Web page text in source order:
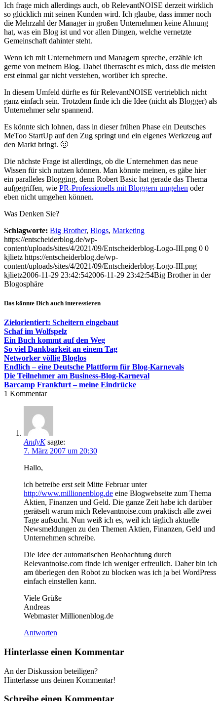
Ich frage mich allerdings auch, ob RelevantNOISE derzeit wirklich
so glücklich mit seinen Kunden wird. Ich glaube, dass immer noch
die Mehrzahl der Manager in großen Unternehmen keine Ahnung
hat, was ein Blog ist und vor allen Dingen, welche vernetzte
Gemeinschaft dahinter steht.
Wenn ich mit Unternehmern und Managern spreche, erzähle ich
gerne von meinem Blog. Dabei überrascht es mich, dass die meisten
erst einmal gar nicht verstehen, worüber ich spreche.
In diesem Umfeld dürfte es für RelevantNOISE vertrieblich nicht
ganz einfach sein. Trotzdem finde ich die Idee (nicht als Blogger) als
Unternehmer sehr spannend.
Es könnte sich lohnen, dass in dieser frühen Phase ein Deutsches
MeToo StartUp auf den Zug springt und ein eigenes Werkzeug auf
den Markt bringt. 🙂
Die nächste Frage ist allerdings, ob die Unternehmen das neue
Wissen für sich nutzen können. Man könnte meinen, es gäbe hier
ein paralleles Blogging, denn Robert Basic hat gerade das Thema
aufgegriffen, wie PR-Professionells mit Bloggern umgehen oder
eben nicht umgehen können.
Was Denken Sie?
Schlagworte: Big Brother, Blogs, Marketing
https://entscheiderblog.de/wp-
content/uploads/sites/4/2021/09/Entscheiderblog-Logo-III.png 0 0
kjlietz https://entscheiderblog.de/wp-
content/uploads/sites/4/2021/09/Entscheiderblog-Logo-III.png
kjlietz2006-11-29 23:42:542006-11-29 23:42:54Big Brother in der
Blogosphäre
Das könnte Dich auch interessieren
Zielorientiert: Scheitern eingebaut
Schaf im Wolfspelz
Ein Buch kommt auf den Weg
So viel Dankbarkeit an einem Tag
Networker völlig Bloglos
Endlich – eine Deutsche Plattform für Blog-Karnevals
Die Teilnehmer am Business-Blog-Karneval
Barcamp Frankfurt – meine Eindrücke
1 Kommentar
AndyK sagte:
7. März 2007 um 20:30
Hallo,
ich betreibe erst seit Mitte Februar unter
http://www.millionenblog.de eine Blogwebseite zum Thema
Aktien, Finanzen und Geld. Die ganze Zeit habe ich darüber
gerätselt warum mich Relevantnoise.com praktisch alle zwei
Tage aufsucht. Nun weiß ich es, weil ich täglich aktuelle
Newsmeldungen zu den Themen Aktien, Finanzen, Geld und
Unternehmen schreibe.
Die Idee der automatischen Beobachtung durch
Relevantnoise.com finde ich weniger erfreulich. Daher bin ich
am überlegen den Robot zu blocken was ich ja bei WordPress
einfach einstellen kann.
Viele Grüße
Andreas
Webmaster Millionenblog.de
Antworten
Hinterlasse einen Kommentar
An der Diskussion beteiligen?
Hinterlasse uns deinen Kommentar!